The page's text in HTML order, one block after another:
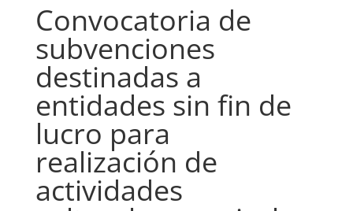
Convocatoria de
subvenciones
destinadas a
entidades sin fin de
lucro para
realización de
actividades